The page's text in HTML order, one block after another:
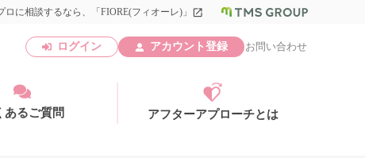
ロに相談するなら、「FIORE(フィオーレ)」 launch
ログイン アカウント登録 お問い合わせ
あるご質問 アフターアプローチとは